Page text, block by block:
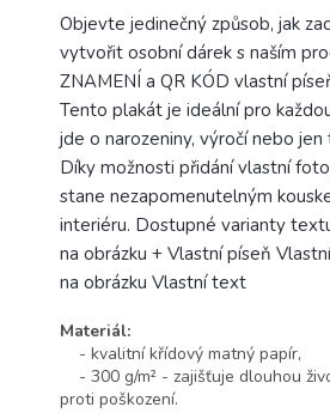
Objevte jedinečný způsob, jak
vytvořit osobní dárek s naším
ZNAMENÍ a QR KÓD vlastní
Tento plakát je ideální pro
jde o narozeniny, výročí nebo
Díky možnosti přidání vlastní
stane nezapomenutelným
interiéru. Dostupné varianty
na obrázku + Vlastní píseň
na obrázku Vlastní text
Materiál:
- kvalitní křídový matný papír,
- 300 g/m² - zajišťuje dlouhou
proti poškození.